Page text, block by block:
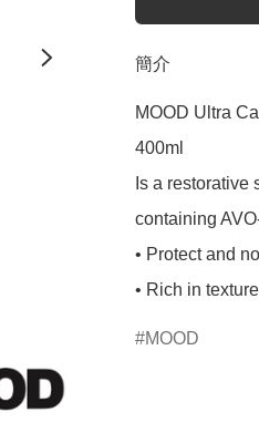
簡介
MOOD Ultra
400ml
Is a
containing
• Protect and
• Rich in
MOOD